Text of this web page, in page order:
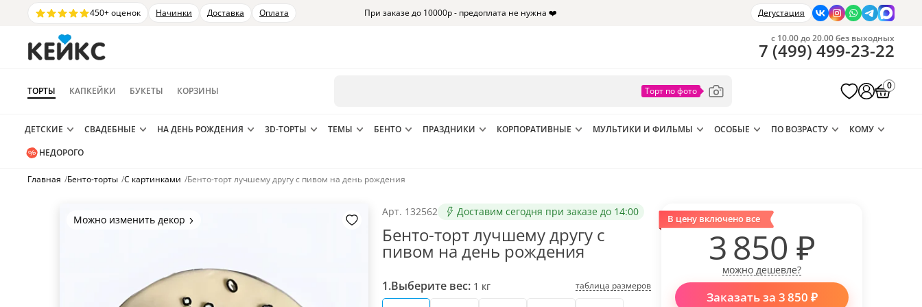
450+ оценок Начинки Доставка Оплата При заказе до 10000р - предоплата не нужна ❤️ Дегустация
ТОРТЫ КАПКЕЙКИ БУКЕТЫ КОРЗИНЫ
с 10.00 до 20.00 без выходных
7 (499) 499-23-22
0
ДЕТСКИЕ СВАДЕБНЫЕ НА ДЕНЬ РОЖДЕНИЯ 3D-ТОРТЫ ТЕМЫ БЕНТО ПРАЗДНИКИ КОРПОРАТИВНЫЕ МУЛЬТИКИ И ФИЛЬМЫ ОСОБЫЕ ПО ВОЗРАСТУ
КОМУ
НЕДОРОГО
Главная /Бенто-торты /С картинками /Бенто-торт лучшему другу с пивом на день рождения
Можно изменить декор
Арт. 132562 Доставим сегодня при заказе до 14:00
Бенто-торт лучшему другу с
пивом на день рождения
1.Выберите вес: 1 кг таблица размеров
В цену включено все
3 850 ₽
можно дешевле?
Заказать за 3 850 ₽